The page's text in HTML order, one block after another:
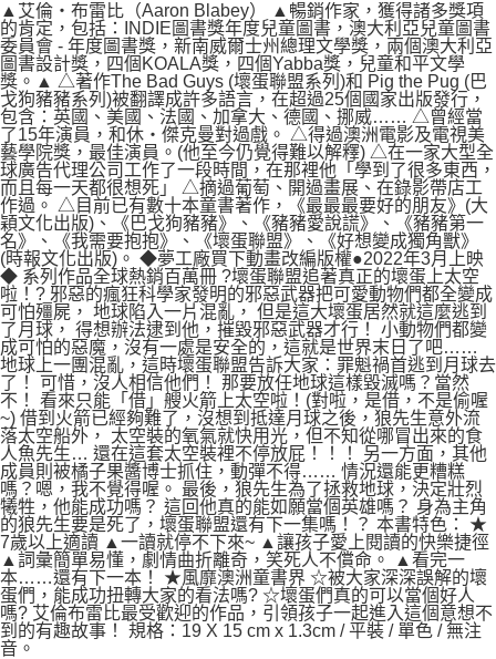
▲艾倫‧布雷比（Aaron Blabey） ▲暢銷作家，獲得諸多獎項
的肯定，包括：INDIE圖書獎年度兒童圖書，澳大利亞兒童圖書
委員會 - 年度圖書獎，新南威爾士州總理文學獎，兩個澳大利亞
圖書設計獎，四個KOALA獎，四個Yabba獎，兒童和平文學
獎。▲ △著作The Bad Guys (壞蛋聯盟系列)和 Pig the Pug (巴
戈狗豬豬系列)被翻譯成許多語言，在超過25個國家出版發行，
包含：英國、美國、法國、加拿大、德國、挪威…… △曾經當
了15年演員，和休‧傑克曼對過戲。 △得過澳洲電影及電視美
藝學院獎，最佳演員。(他至今仍覺得難以解釋) △在一家大型全
球廣告代理公司工作了一段時間，在那裡他「學到了很多東西，
而且每一天都很想死」 △摘過葡萄、開過畫展、在錄影帶店工
作過。 △目前已有數十本童書著作，《最最最要好的朋友》(大
穎文化出版)、《巴戈狗豬豬》、《豬豬愛說謊》、《豬豬第一
名》、《我需要抱抱》、《壞蛋聯盟》、《好想變成獨角獸》
(時報文化出版)。 ◆夢工廠買下動畫改編版權●2022年3月上映
◆ 系列作品全球熱銷百萬冊 ?壞蛋聯盟追著真正的壞蛋上太空
啦！? 邪惡的瘋狂科學家發明的邪惡武器把可愛動物們都全變成
可怕殭屍， 地球陷入一片混亂， 但是這大壞蛋居然就這麼逃到
了月球， 得想辦法逮到他，摧毀邪惡武器才行！ 小動物們都變
成可怕的惡魔，沒有一處是安全的，這就是世界末日了吧……
地球上一團混亂，這時壞蛋聯盟告訴大家：罪魁禍首逃到月球去
了！ 可惜，沒人相信他們！ 那要放任地球這樣毀滅嗎？當然
不！ 看來只能「借」艘火箭上太空啦！(對啦，是借，不是偷喔
~) 借到火箭已經夠難了，沒想到抵達月球之後，狼先生意外流
落太空船外， 太空裝的氧氣就快用光，但不知從哪冒出來的食
人魚先生… 還在這套太空裝裡不停放屁！！！ 另一方面，其他
成員則被橘子果醬博士抓住，動彈不得…… 情況還能更糟糕
嗎？嗯，我不覺得喔。 最後，狼先生為了拯救地球，決定壯烈
犧牲，他能成功嗎？ 這回他真的能如願當個英雄嗎？ 身為主角
的狼先生要是死了，壞蛋聯盟還有下一集嗎！？ 本書特色： ★
7歲以上適讀 ▲一讀就停不下來~ ▲讓孩子愛上閱讀的快樂捷徑
▲詞彙簡單易懂，劇情曲折離奇，笑死人不償命。 ▲看完一
本……還有下一本！ ★風靡澳洲童書界 ☆被大家深深誤解的壞
蛋們，能成功扭轉大家的看法嗎? ☆壞蛋們真的可以當個好人
嗎? 艾倫布雷比最受歡迎的作品，引領孩子一起進入這個意想不
到的有趣故事！ 規格：19 X 15 cm x 1.3cm / 平裝 / 單色 / 無注
音。